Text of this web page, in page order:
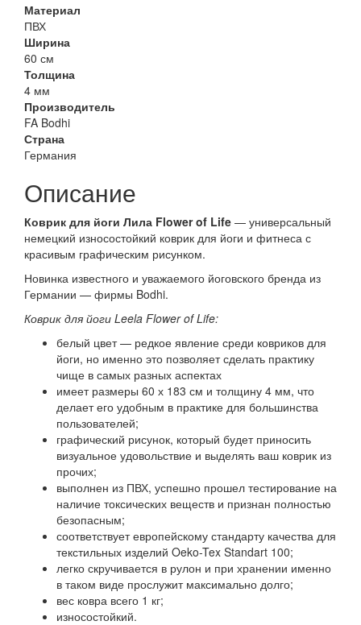
Материал
ПВХ
Ширина
60 см
Толщина
4 мм
Производитель
FA Bodhi
Страна
Германия
Описание
Коврик для йоги Лила Flower of Life — универсальный
немецкий износостойкий коврик для йоги и фитнеса с
красивым графическим рисунком.
Новинка известного и уважаемого йоговского бренда из
Германии — фирмы Bodhi.
Коврик для йоги Leela Flower of Life:
белый цвет — редкое явление среди ковриков для
йоги, но именно это позволяет сделать практику
чище в самых разных аспектах
имеет размеры 60 х 183 см и толщину 4 мм, что
делает его удобным в практике для большинства
пользователей;
графический рисунок, который будет приносить
визуальное удовольствие и выделять ваш коврик из
прочих;
выполнен из ПВХ, успешно прошел тестирование на
наличие токсических веществ и признан полностью
безопасным;
соответствует европейскому стандарту качества для
текстильных изделий Oeko-Tex Standart 100;
легко скручивается в рулон и при хранении именно
в таком виде прослужит максимально долго;
вес ковра всего 1 кг;
износостойкий.